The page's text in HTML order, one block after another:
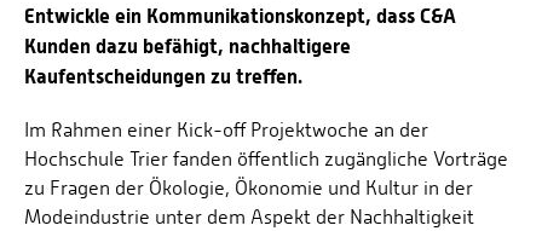
Entwickle ein Kommunikationskonzept, dass C&A
Kunden dazu befähigt, nachhaltigere
Kaufentscheidungen zu treffen.
Im Rahmen einer Kick-off Projektwoche an der
Hochschule Trier fanden öffentlich zugängliche Vorträge
zu Fragen der Ökologie, Ökonomie und Kultur in der
Modeindustrie unter dem Aspekt der Nach­haltigkeit